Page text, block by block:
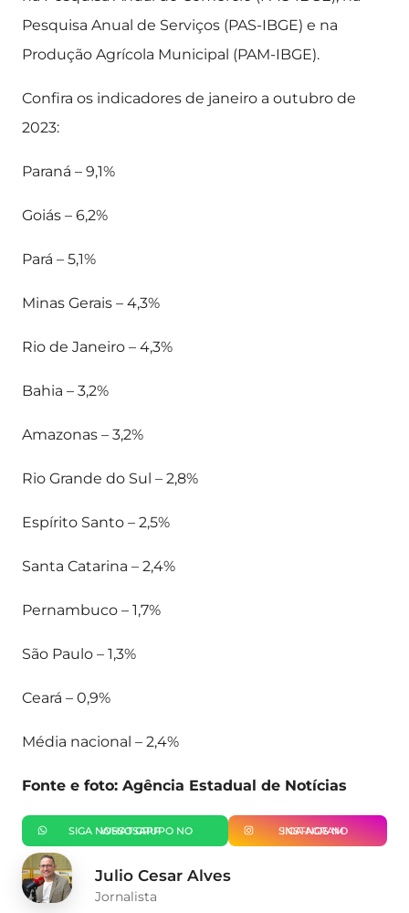
Pesquisa Anual de Serviços (PAS-IBGE) e na
Produção Agrícola Municipal (PAM-IBGE).
Confira os indicadores de janeiro a outubro de
2023:
Paraná – 9,1%
Goiás – 6,2%
Pará – 5,1%
Minas Gerais – 4,3%
Rio de Janeiro – 4,3%
Bahia – 3,2%
Amazonas – 3,2%
Rio Grande do Sul – 2,8%
Espírito Santo – 2,5%
Santa Catarina – 2,4%
Pernambuco – 1,7%
São Paulo – 1,3%
Ceará – 0,9%
Média nacional – 2,4%
Fonte e foto: Agência Estadual de Notícias
SIGA NOSSO GRUPO NO WHATSAPP SIGA-NOS NO INSTAGRAM
Julio Cesar Alves
Jornalista